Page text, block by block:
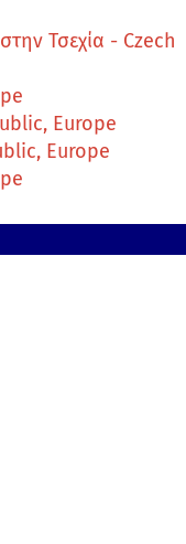
Τσεχία - Czech
Europe
Europe